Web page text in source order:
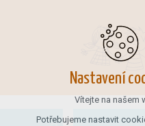
Nastavení
Vítejte na našem
Potřebujeme nastavit